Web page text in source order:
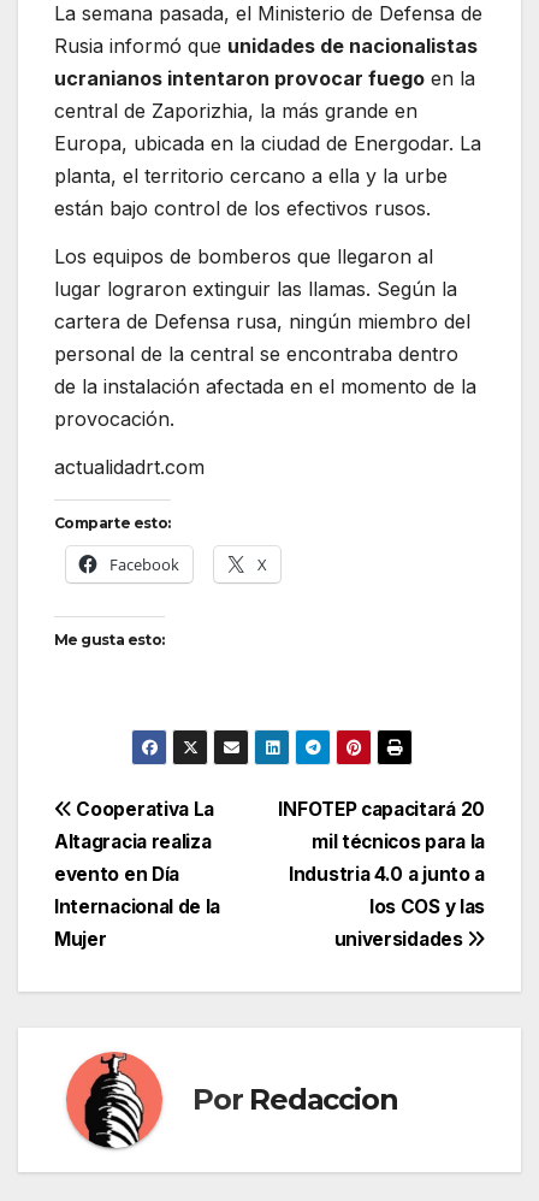
La semana pasada, el Ministerio de Defensa de
Rusia informó que unidades de nacionalistas
ucranianos intentaron provocar fuego en la
central de Zaporizhia, la más grande en
Europa, ubicada en la ciudad de Energodar. La
planta, el territorio cercano a ella y la urbe
están bajo control de los efectivos rusos.
Los equipos de bomberos que llegaron al
lugar lograron extinguir las llamas. Según la
cartera de Defensa rusa, ningún miembro del
personal de la central se encontraba dentro
de la instalación afectada en el momento de la
provocación.
actualidadrt.com
Comparte esto:
Facebook X
Me gusta esto:
Navegación
de
entradas
INFOTEP capacitará 20
mil técnicos para la
Industria 4.0 a junto a
los COS y las
universidades
Cooperativa La
Altagracia realiza
evento en Día
Internacional de la
Mujer
Por Redaccion